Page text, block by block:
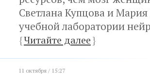
Светлана Купцова и
учебной лаборатории
{Читайте далее}
11 октября / 15:27